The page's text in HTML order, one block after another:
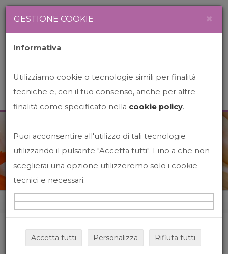
News&Events
Home News&events
GESTIONE COOKIE ×
Informativa
Utilizziamo cookie o tecnologie simili per finalità
tecniche e, con il tuo consenso, anche per altre
finalità come specificato nella cookie policy.
Puoi acconsentire all'utilizzo di tali tecnologie
utilizzando il pulsante "Accetta tutti". Fino a che non
sceglierai una opzione utilizzeremo solo i cookie
tecnici e necessari.
Accetta tutti Personalizza Rifiuta tutti